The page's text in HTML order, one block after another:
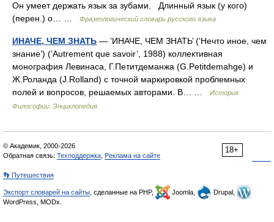
Он умеет держать язык за зубами. Длинный язык (у кого)
(перен.) о… …
Фразеологический словарь русского языка
ИНАЧЕ, ЧЕМ ЗНАТЬ — ’ИНАЧЕ, ЧЕМ ЗНАТЬ’ (‘Нечто иное, чем
знание’) (‘Autrement que savoir’, 1988) коллективная
монография Левинаса, Г.Петитдеманжа (G.Petitdemahge) и
Ж.Роланда (J.Rolland) с точной маркировкой проблемных
полей и вопросов, решаемых авторами. В… …
История
Философии: Энциклопедия
18+
© Академик, 2000-2026
Обратная связь: Техподдержка Реклама на сайте
👣 Путешествия
Экспорт словарей на сайты , сделанные на PHP, Joomla,
Drupal,
WordPress, MODx.